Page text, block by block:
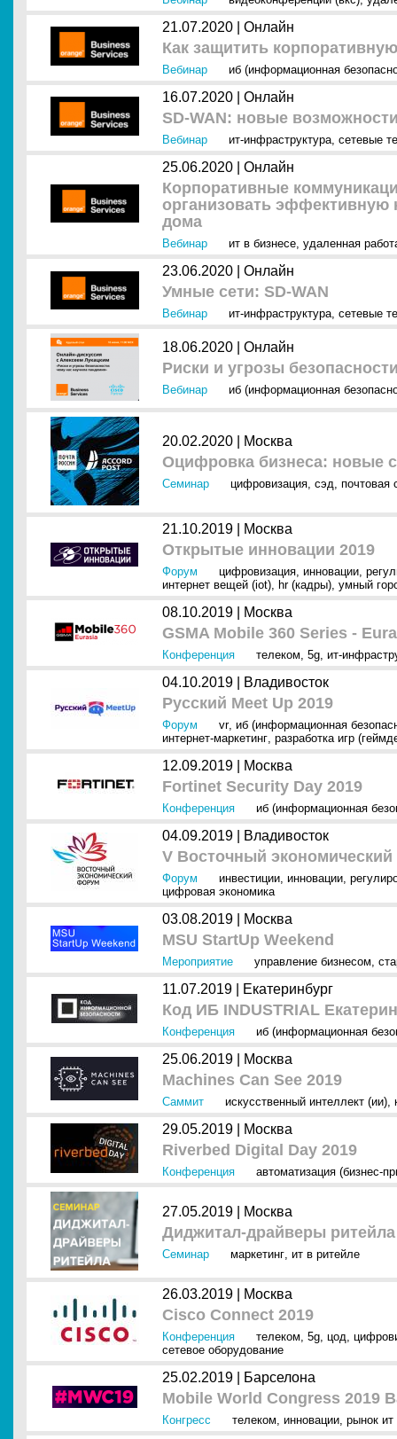
21.07.2020 | Онлайн
Как защитить
Вебинар иб (информационная
16.07.2020 | Онлайн
SD-WAN: новые
Вебинар ит-инфраструктура, сетевые
25.06.2020 | Онлайн
Корпоративные
организовать
дома
Вебинар ит в бизнесе, удаленная
23.06.2020 | Онлайн
Умные сети: SD-WAN
Вебинар ит-инфраструктура, сетевые
18.06.2020 | Онлайн
Риски и угрозы
Вебинар иб (информационная
20.02.2020 | Москва
Оцифровка бизнеса: новые
Семинар цифровизация, сэд, почтовая
21.10.2019 | Москва
Открытые инновации 2019
Форум цифровизация, инновации,
интернет вещей (iot), hr (кадры), умный
08.10.2019 | Москва
GSMA Mobile 360 Series -
Конференция телеком, 5g, ит-
04.10.2019 | Владивосток
Русский Meet Up 2019
Форум vr, иб (информационная
интернет-маркетинг, разработка игр
12.09.2019 | Москва
Fortinet Security Day 2019
Конференция иб (информационная
04.09.2019 | Владивосток
V Восточный
Форум инвестиции, инновации,
цифровая экономика
03.08.2019 | Москва
MSU StartUp Weekend
Мероприятие управление бизнесом,
11.07.2019 | Екатеринбург
Код ИБ INDUSTRIAL
Конференция иб (информационная
25.06.2019 | Москва
Machines Can See 2019
Саммит искусственный интеллект (ии),
29.05.2019 | Москва
Riverbed Digital Day 2019
Конференция автоматизация (бизнес-
27.05.2019 | Москва
Диджитал-драйверы ритейла
Семинар маркетинг, ит в ритейле
26.03.2019 | Москва
Cisco Connect 2019
Конференция телеком, 5g, цод,
сетевое оборудование
25.02.2019 | Барселона
Mobile World Congress 2019
Конгресс телеком, инновации, рынок ит